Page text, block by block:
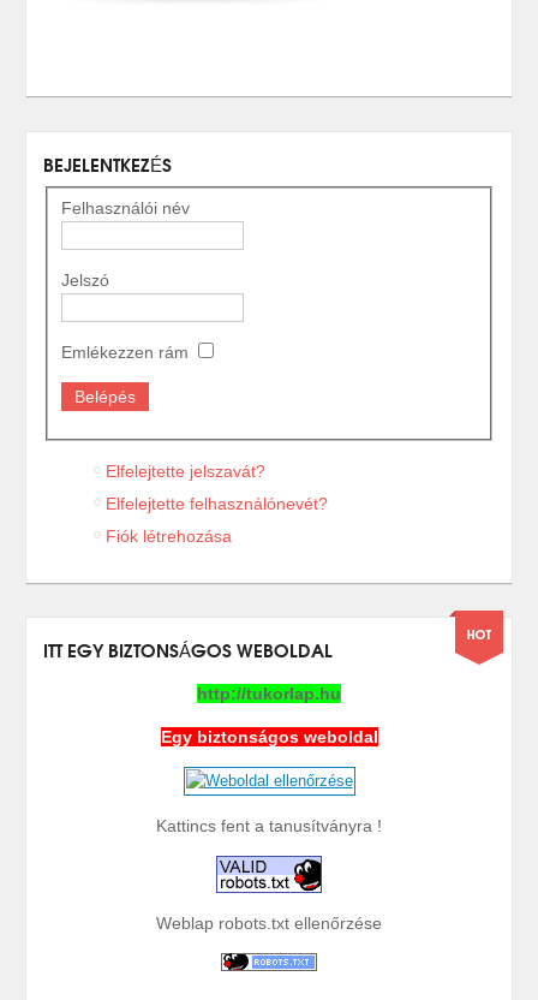
BEJELENTKEZÉS
Felhasználói név
Jelszó
Emlékezzen rám
Elfelejtette jelszavát?
Elfelejtette felhasználónevét?
Fiók létrehozása
ITT EGY BIZTONSÁGOS WEBOLDAL
http://tukorlap.hu
Egy biztonságos weboldal
Kattincs fent a tanusítványra !
Weblap robots.txt ellenőrzése